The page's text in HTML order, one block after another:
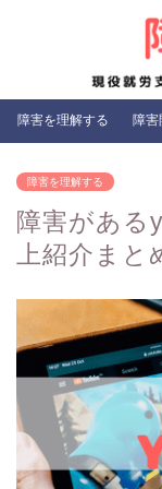
障害を理解する 障
障害を理解する
障害がある
上紹介ま